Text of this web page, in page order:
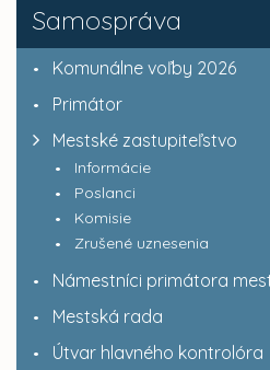
Samospráva
Komunálne voľby 2026
Primátor
Mestské zastupiteľstvo
Informácie
Poslanci
Komisie
Zrušené uznesenia
Námestníci primátora
Mestská rada
Útvar hlavného kontrolóra